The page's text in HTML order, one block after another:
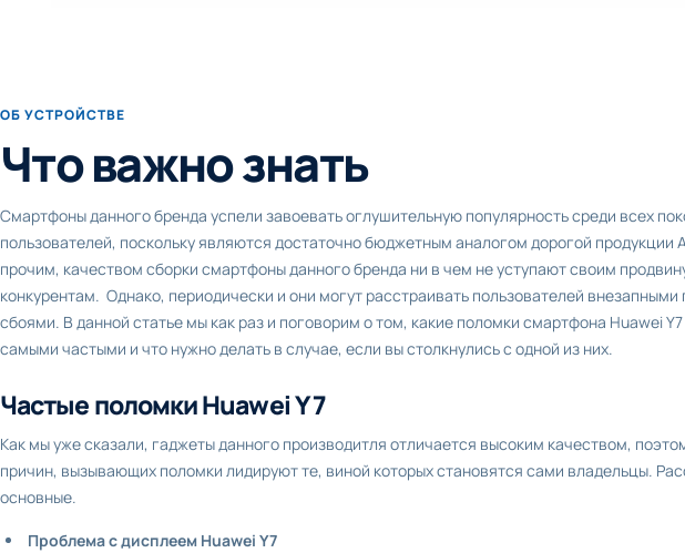
ОБ УСТРОЙСТВЕ
Что важно знать
Смартфоны данного бренда успели завоевать оглушительную популярность среди всех
пользователей, поскольку являются достаточно бюджетным аналогом дорогой продукции
прочим, качеством сборки смартфоны данного бренда ни в чем не уступают своим
конкурентам. Однако, периодически и они могут расстраивать пользователей
сбоями. В данной статье мы как раз и поговорим о том, какие поломки смартфона Huawei
самыми частыми и что нужно делать в случае, если вы столкнулись с одной из них.
Частые поломки Huawei Y 7
Как мы уже сказали, гаджеты данного производитля отличается высоким качеством,
причин, вызывающих поломки лидируют те, виной которых становятся сами владельцы.
основные.
Проблема с дисплеем Huawei Y7